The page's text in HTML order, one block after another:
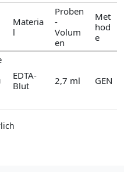
Materia
l
Proben
-
Volum
en
Met
hod
e
EDTA-
Blut
2,7 ml GEN